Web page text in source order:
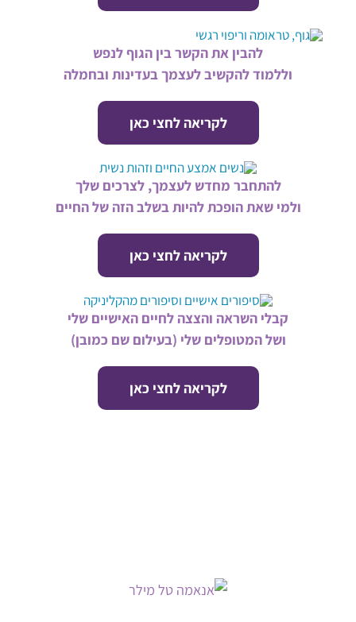
להבין את הקשר בין הגוף לנפש
וללמוד להקשיב לעצמך בעדינות ובחמלה
לקריאה לחצי כאן
להתחבר מחדש לעצמך, לצרכים שלך
ולמי שאת הופכת להיות בשלב הזה של החיים
לקריאה לחצי כאן
קבלי השראה והצצה לחיים האישיים שלי
ושל המטופלים שלי (בעילום שם כמובן)
לקריאה לחצי כאן